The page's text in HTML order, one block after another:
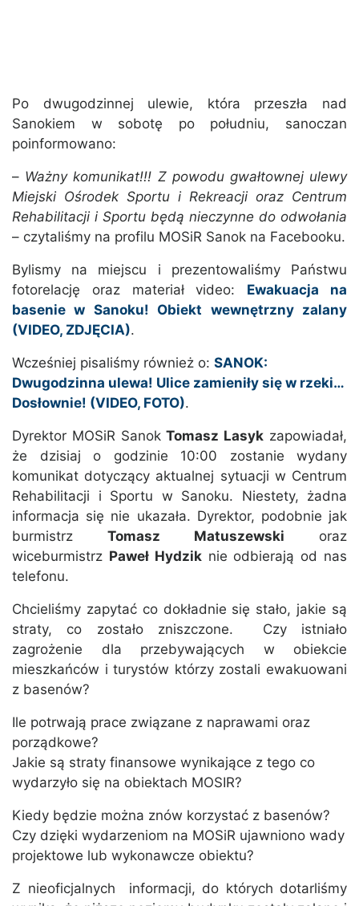
Po dwugodzinnej ulewie, która przeszła nad
Sanokiem w sobotę po południu, sanoczan
poinformowano:
– Ważny komunikat!!! Z powodu gwałtownej ulewy
Miejski Ośrodek Sportu i Rekreacji oraz Centrum
Rehabilitacji i Sportu będą nieczynne do odwołania
– czytaliśmy na profilu MOSiR Sanok na Facebooku.
Bylismy na miejscu i prezentowaliśmy Państwu
fotorelację oraz materiał video: Ewakuacja na
basenie w Sanoku! Obiekt wewnętrzny zalany
(VIDEO, ZDJĘCIA).
Wcześniej pisaliśmy również o: SANOK:
Dwugodzinna ulewa! Ulice zamieniły się w rzeki…
Dosłownie! (VIDEO, FOTO).
Dyrektor MOSiR SanokTomasz Lasyk zapowiadał,
że dzisiaj o godzinie 10:00 zostanie wydany
komunikat dotyczący aktualnej sytuacji w Centrum
Rehabilitacji i Sportu w Sanoku. Niestety, żadna
informacja się nie ukazała. Dyrektor, podobnie jak
burmistrz Tomasz Matuszewski oraz
wiceburmistrz Paweł Hydziknie odbierają od nas
telefonu.
Chcieliśmy zapytać co dokładnie się stało, jakie są
straty, co zostało zniszczone. Czy istniało
zagrożenie dla przebywających w obiekcie
mieszkańców i turystów którzy zostali ewakuowani
z basenów?
Ile potrwają prace związane z naprawami oraz
porządkowe?
Jakie są straty finansowe wynikające z tego co
wydarzyło się na obiektach MOSIR?
Kiedy będzie można znów korzystać z basenów?
Czy dzięki wydarzeniom na MOSiR ujawniono wady
projektowe lub wykonawcze obiektu?
Z nieoficjalnych informacji, do których dotarliśmy